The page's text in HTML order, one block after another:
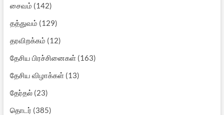
சைவம் (142)
தத்துவம் (129)
தரவிறக்கம் (12)
தேசிய பிரச்சினைகள்(163)
தேசிய விழாக்கள்(13)
தேர்தல்(23)
தொடர் (385)